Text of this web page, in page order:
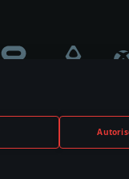
ou à